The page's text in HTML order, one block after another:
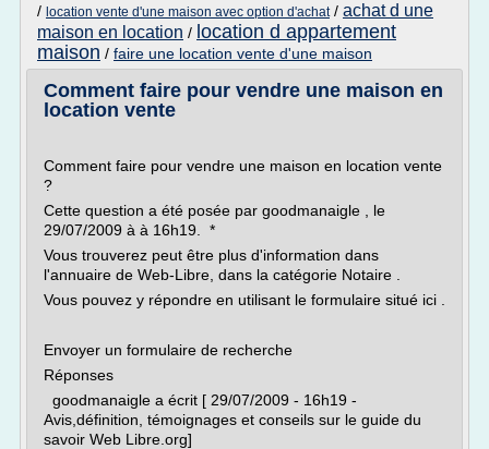
/ location vente d'une maison avec option d'achat/ achat d une
maison en location / location d appartement
maison / faire une location vente d'une maison
Comment faire pour vendre une maison en
location vente
Comment faire pour vendre une maison en location vente
?
Cette question a été posée par goodmanaigle , le
29/07/2009 à à 16h19. *
Vous trouverez peut être plus d'information dans
l'annuaire de Web-Libre, dans la catégorie Notaire .
Vous pouvez y répondre en utilisant le formulaire situé ici .
Envoyer un formulaire de recherche
Réponses
goodmanaigle a écrit [ 29/07/2009 - 16h19 -
Avis,définition, témoignages et conseils sur le guide du
savoir Web Libre.org]